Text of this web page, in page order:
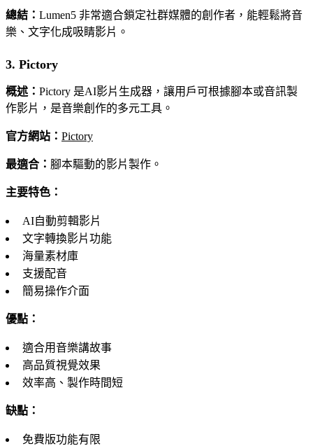
總結： Lumen5 非常適合鎖定社群媒體的創作者，能輕鬆將音
樂、文字化成吸睛影片。
3. Pictory
概述： Pictory 是AI影片生成器，讓用戶可根據腳本或音訊製
作影片，是音樂創作的多元工具。
官方網站： Pictory
最適合： 腳本驅動的影片製作。
主要特色：
AI自動剪輯影片
文字轉換影片功能
海量素材庫
支援配音
簡易操作介面
優點：
適合用音樂講故事
高品質視覺效果
效率高、製作時間短
缺點：
免費版功能有限